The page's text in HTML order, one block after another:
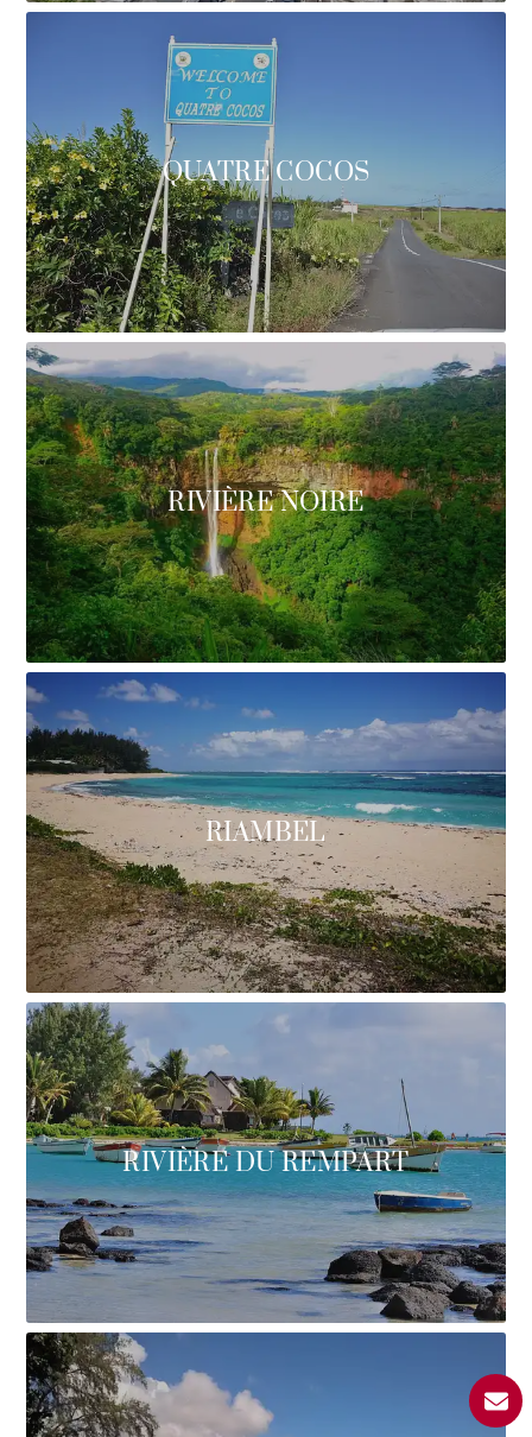
QUATRE COCOS
RIVIÈRE NOIRE
RIAMBEL
RIVIÈRE DU REMPART